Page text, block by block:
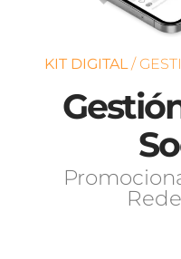
KIT DIGITAL /